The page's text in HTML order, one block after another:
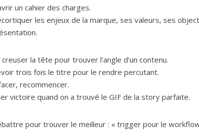
un cahier des charges.
les enjeux de la marque, ses valeurs, ses
creuser la tête pour trouver l’angle d’un contenu.
trois fois le titre pour le rendre percutant.
recommencer.
victoire quand on a trouvé le GIF de la story parfaite.
pour trouver le meilleur : « trigger pour le